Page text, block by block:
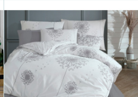
kombinácii neutrálnych tónov
s decentnými žltými
akcentmi pôsobí obliečky
nadčasovo a ľahko sa zladia
s akýmkoľvek interiérom.
Vzor pôsobí pokojne a